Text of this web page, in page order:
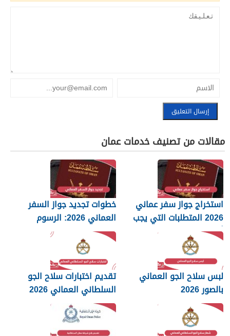
مقالات من تصنيف خدمات عمان
استخراج جواز سفر عماني
2026 المتطلبات التي يجب
أن تعرفها
خطوات تجديد جواز السفر
العماني 2026: الرسوم
والمستندات المطلوبة
لبس سلاح الجو العماني
بالصور 2026
تقديم اختبارات سلاح الجو
السلطاني العماني 2026